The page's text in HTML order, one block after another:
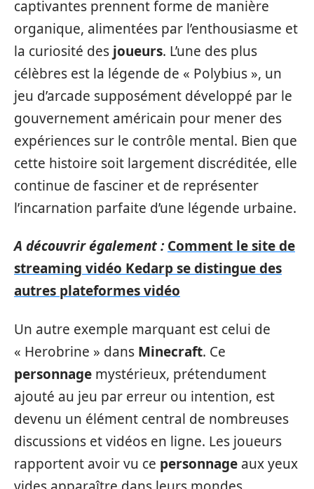
captivantes prennent forme de manière
organique, alimentées par l’enthousiasme et
la curiosité des joueurs. L’une des plus
célèbres est la légende de « Polybius », un
jeu d’arcade supposément développé par le
gouvernement américain pour mener des
expériences sur le contrôle mental. Bien que
cette histoire soit largement discréditée, elle
continue de fasciner et de représenter
l’incarnation parfaite d’une légende urbaine.
A découvrir également : Comment le site de
streaming vidéo Kedarp se distingue des
autres plateformes vidéo
Un autre exemple marquant est celui de
« Herobrine » dans Minecraft. Ce
personnage mystérieux, prétendument
ajouté au jeu par erreur ou intention, est
devenu un élément central de nombreuses
discussions et vidéos en ligne. Les joueurs
rapportent avoir vu ce personnage aux yeux